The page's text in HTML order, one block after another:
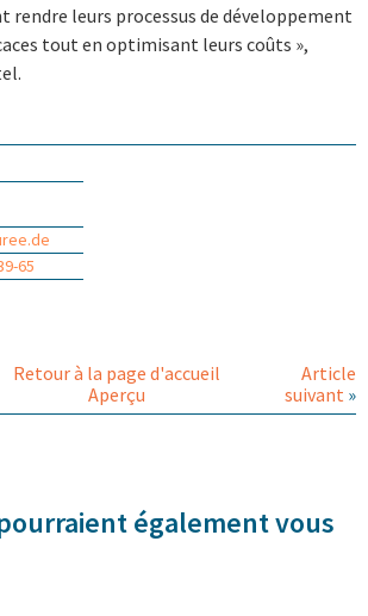
rendre leurs processus de développement
tout en optimisant leurs coûts »,
65
Retour à la page d'accueil
Aperçu
Article
suivant »
également vous